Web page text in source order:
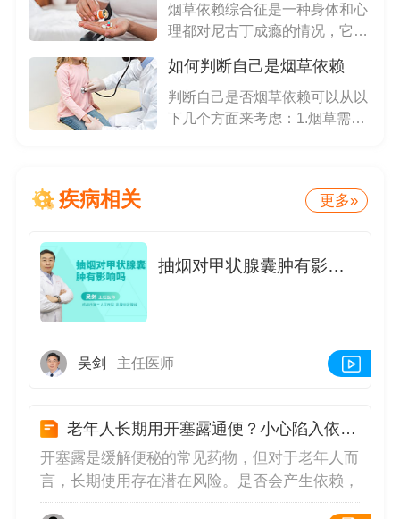
烟草依赖综合征是一种身体和心
理都对尼古丁成瘾的情况，它经
如何判断自己是烟草依赖
判断自己是否烟草依赖可以从以
下几个方面来考虑：1.烟草需
疾病相关 更多»
抽烟对甲状腺囊肿有影响吗
吴剑 主任医师
老年人长期用开塞露通便？小心陷入依赖陷阱！
开塞露是缓解便秘的常见药物，但对于老年人而
言，长期使用存在潜在风险。是否会产生依赖，
需从其作用机制、临床影响及合理使用方法等方